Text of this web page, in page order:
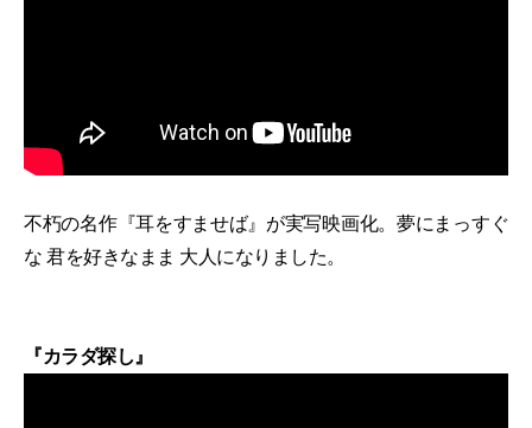
不朽の名作『耳をすませば』が実写映画化。夢にまっすぐ
な 君を好きなまま 大人になりました。
『カラダ探し』